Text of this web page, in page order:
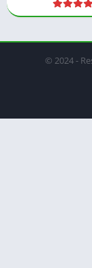
© 2024 -